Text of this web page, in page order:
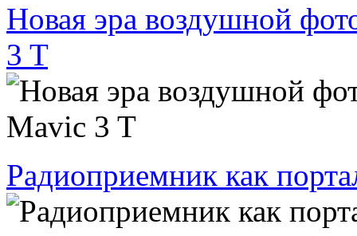
Новая эра воздушной
3 T
Радиоприемник как